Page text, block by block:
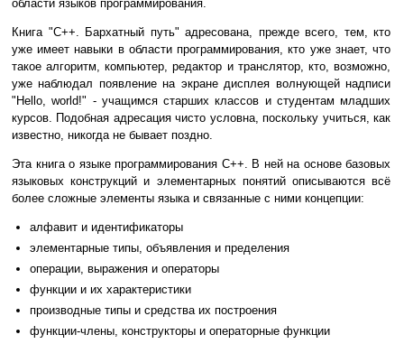
области языков программирования.
Книга "C++. Бархатный путь" адресована, прежде всего, тем, кто
уже имеет навыки в области программирования, кто уже знает, что
такое алгоритм, компьютер, редактор и транслятор, кто, возможно,
уже наблюдал появление на экране дисплея волнующей надписи
"Hello, world!" - учащимся старших классов и студентам младших
курсов. Подобная адресация чисто условна, поскольку учиться, как
известно, никогда не бывает поздно.
Эта книга о языке программирования C++. В ней на основе базовых
языковых конструкций и элементарных понятий описываются всё
более сложные элементы языка и связанные с ними концепции:
алфавит и идентификаторы
элементарные типы, объявления и пределения
операции, выражения и операторы
функции и их характеристики
производные типы и средства их построения
функции-члены, конструкторы и операторные функции